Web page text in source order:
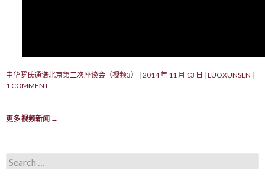
中华罗氏通谱北京第二次座谈会（视频3） 2014 年 11 月 13 日
LUOXUNSEN
1 COMMENT
更多 视频新闻 →
Search for: